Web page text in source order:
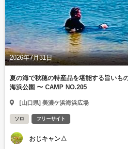
2026年7月31日
夏の海で秋穂の特産品を堪能する旨い
海浜公園 〜 CAMP NO.205
[山口県] 美濃ケ浜海浜広場
ソロ フリーサイト
おじキャン△